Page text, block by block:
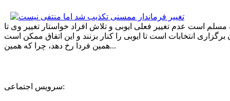
مسلم است عدم تغییر فعلی ایوبی و تلاش افراد خواستار تغییر وی تا
برگزاری انتخابات است تا ایوبی را کنار بزنند و این اتفاق ممکن است
همین فردا رخ دهد، چرا که همین...
سرویس اجتماعی: